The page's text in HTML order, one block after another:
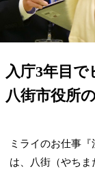
入庁3年目で
八街市役所
ミライのお仕事
は、八街（やち